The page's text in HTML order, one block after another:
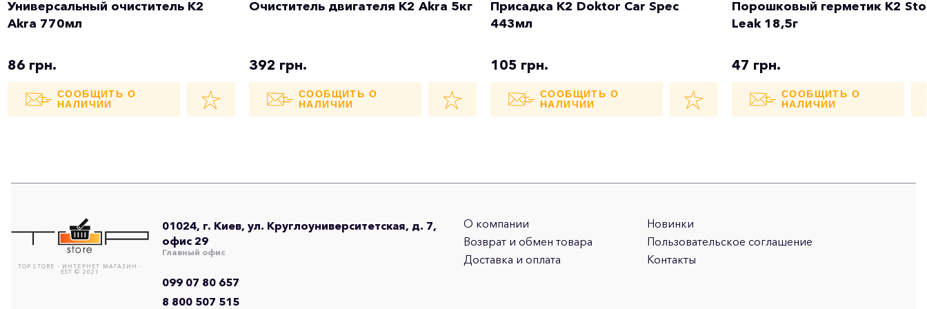
Универсальный очиститель K2
Akra 770мл
86 грн.
СООБЩИТЬ О
НАЛИЧИИ
Очиститель двигателя K2 Akra 5кг
392 грн.
СООБЩИТЬ О
НАЛИЧИИ
Присадка K2 Doktor Car Spec
443мл
105 грн.
СООБЩИТЬ О
НАЛИЧИИ
Порошковый герметик K2
Leak 18,5г
47 грн.
СООБЩИТЬ О
НАЛИЧИИ
TOP STORE - ИНТЕРНЕТ МАГАЗИН -
EST © 2021
01024, г. Киев, ул. Круглоуниверситетская, д. 7,
офис 29
Главный офис
099 07 80 657
8 800 507 515
О компании
Возврат и обмен товара
Доставка и оплата
Новинки
Пользовательское соглашение
Контакты